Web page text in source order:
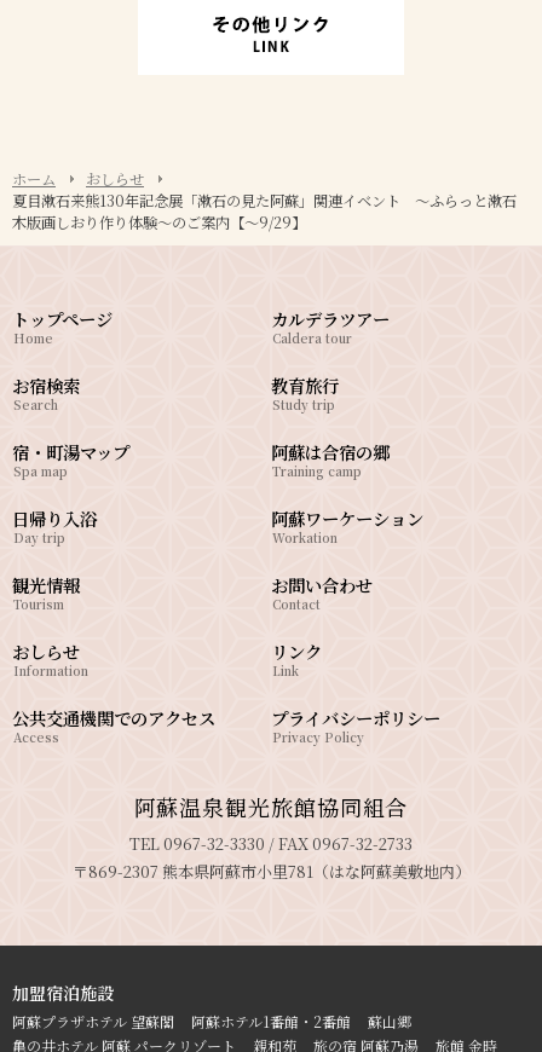
ホーム
おしらせ
夏目漱石来熊130年記念展「漱石の見た阿蘇」関連イベント ～ふらっと漱石
木版画しおり作り体験～のご案内【～9/29】
トップページ
Home
お宿検索
Search
宿・町湯マップ
Spa map
日帰り入浴
Day trip
カルデラツアー
Caldera tour
教育旅行
Study trip
阿蘇は合宿の郷
Training camp
阿蘇ワーケーション
Workation
観光情報
Tourism
おしらせ
Information
公共交通機関でのアクセス
Access
お問い合わせ
Contact
リンク
Link
プライバシーポリシー
Privacy Policy
阿蘇温泉観光旅館協同組合
TEL 0967-32-3330 / FAX 0967-32-2733
〒869-2307 熊本県阿蘇市小里781（はな阿蘇美敷地内）
加盟宿泊施設
阿蘇プラザホテル 望蘇閣 阿蘇ホテル1番館・2番館
蘇山郷
亀の井ホテル 阿蘇 パークリゾート
親和苑 旅の宿 阿蘇乃湯 旅館 金時